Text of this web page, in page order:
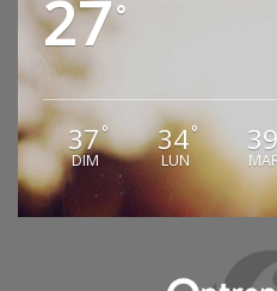
27°
37°
DIM
34°
LUN
39